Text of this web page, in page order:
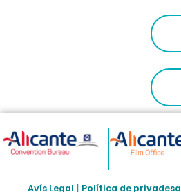
Avís Legal Política de privadesa